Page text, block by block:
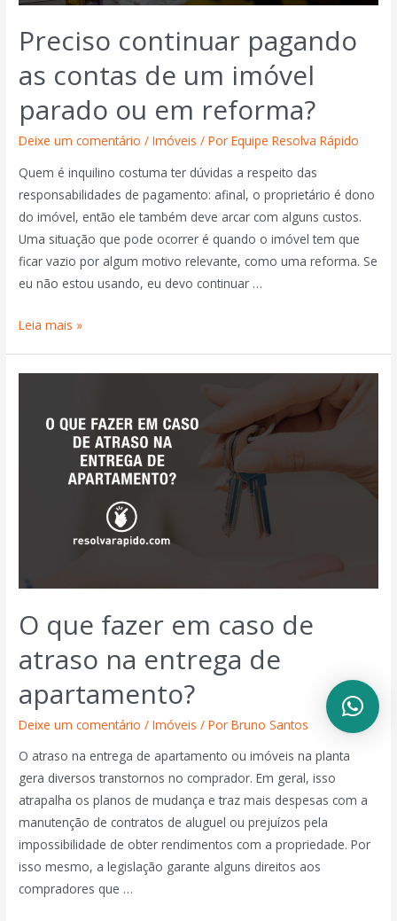
Preciso continuar pagando
as contas de um imóvel
parado ou em reforma?
Deixe um comentário /Imóveis / PorEquipe Resolva Rápido
Quem é inquilino costuma ter dúvidas a respeito das
responsabilidades de pagamento: afinal, o proprietário é dono
do imóvel, então ele também deve arcar com alguns custos.
Uma situação que pode ocorrer é quando o imóvel tem que
ficar vazio por algum motivo relevante, como uma reforma. Se
eu não estou usando, eu devo continuar …
Leia mais »
O que fazer em caso de
atraso na entrega de
apartamento?
Deixe um comentário /Imóveis / PorBruno Santos
O atraso na entrega de apartamento ou imóveis na planta
gera diversos transtornos no comprador. Em geral, isso
atrapalha os planos de mudança e traz mais despesas com a
manutenção de contratos de aluguel ou prejuízos pela
impossibilidade de obter rendimentos com a propriedade. Por
isso mesmo, a legislação garante alguns direitos aos
compradores que …